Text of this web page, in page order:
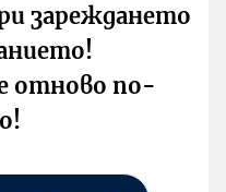
зареждането
отново по-